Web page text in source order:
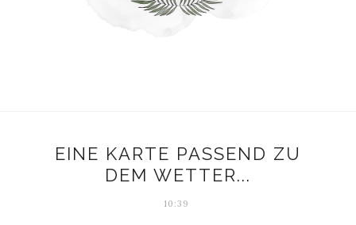
EINE KARTE PASSEND ZU
DEM WETTER...
10:39